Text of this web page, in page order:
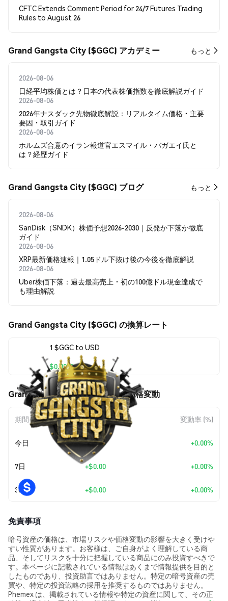
CFTC Extends Comment Period for 24/7 Futures Trading
Rules to August 26
Grand Gangsta City ($GGC) アカデミー もっと
2026-08-06
日経平均株価とは？日本の代表株価指数を徹底解説ガイド
2026-08-06
2026年ナスダック先物徹底解説：リアルタイム価格・主要
要因・取引ガイド
2026-08-06
ホルムズ合意のイラン報道官エスマイル・バガエイ氏と
は？経歴ガイド
Grand Gangsta City ($GGC) ブログ もっと
2026-08-06
SanDisk（SNDK）株価予想2026-2030｜反発か下落か徹底
ガイド
2026-08-06
XRP最新価格速報｜1.05ドル下抜け後の今後を徹底解説
2026-08-06
Uber株価下落：過去最高売上・初の100億ドル現金達成で
も理由解説
Grand Gangsta City ($GGC) の換算レート
1 $GGC to USD
$0.00004265
Grand Gangsta City ($GGC) の価格変動
期間 金額変動 変動率 (%)
今日 +$0.00 +0.00%
7日 +$0.00 +0.00%
30日 +$0.00 +0.00%
免責事項
暗号資産の価格は、市場リスクや価格変動の影響を大きく受けや
すい性質があります。お客様は、ご自身がよく理解している商
品、そしてリスクを十分に把握している商品にのみ投資すべきで
す。本ページに記載されている情報はあくまで情報提供を目的と
したものであり、投資助言ではありません。特定の暗号資産の売
買や、特定の投資戦略の採用を推奨するものではありません。
Phemex は、掲載されている情報や特定の資産に関して、その正